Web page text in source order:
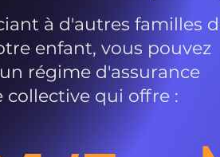
à d'autres familles
enfant, vous pouvez
régime d'assurance
collective qui offre :